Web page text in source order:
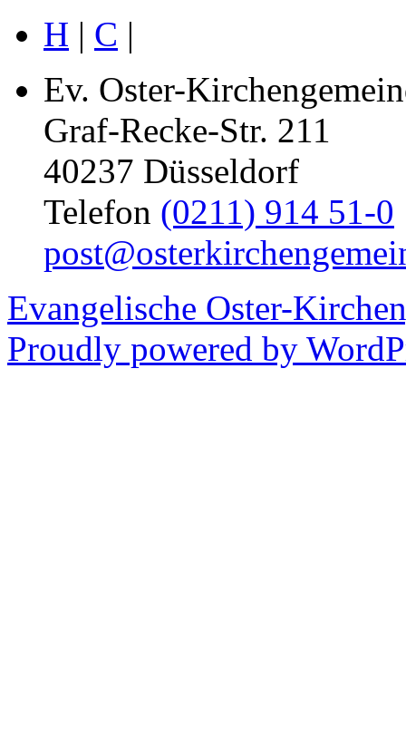
H | C |
Ev. Oster-
Graf-Recke-Str. 211
40237 Düsseldorf
Telefon (0211) 914 51-0
Evangelische Oster-
Proudly powered by